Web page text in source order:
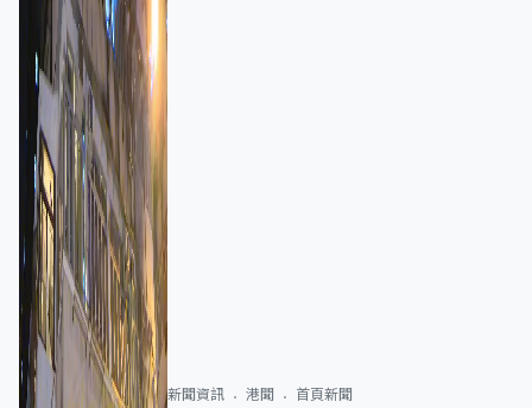
新聞資訊 港聞 首頁新聞